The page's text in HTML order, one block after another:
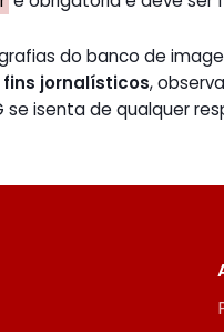
do banco de
fins jornalísticos,
se isenta de qualquer